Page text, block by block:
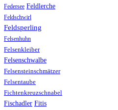
Federsee Feldlerche
Feldschwirl
Feldsperling
Felsenhuhn
Felsenkleiber
Felsenschwalbe
Felsensteinschmätzer
Felsentaube
Fichtenkreuzschnabel
Fischadler Fitis